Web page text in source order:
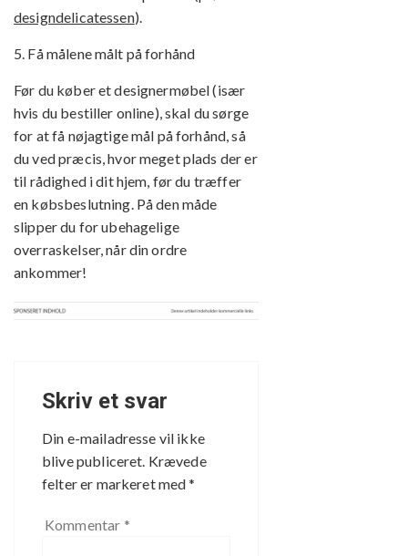
designdelicatessen).
5. Få målene målt på forhånd
Før du køber et designermøbel (især
hvis du bestiller online), skal du sørge
for at få nøjagtige mål på forhånd, så
du ved præcis, hvor meget plads der er
til rådighed i dit hjem, før du træffer
en købsbeslutning. På den måde
slipper du for ubehagelige
overraskelser, når din ordre
ankommer!
Skriv et svar
Din e-mailadresse vil ikke
blive publiceret. Krævede
felter er markeret med*
Kommentar *